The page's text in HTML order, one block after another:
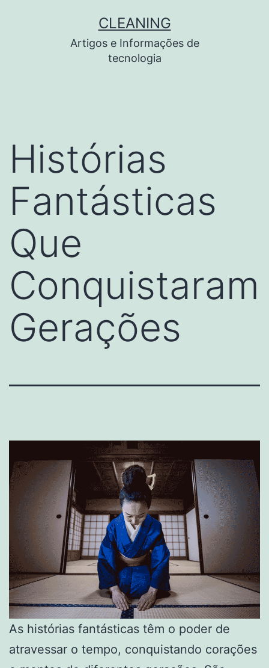
CLEANING
Artigos e Informações de
tecnologia
Histórias
Fantásticas
Que
Conquistaram
Gerações
As histórias fantásticas têm o poder de
atravessar o tempo, conquistando corações